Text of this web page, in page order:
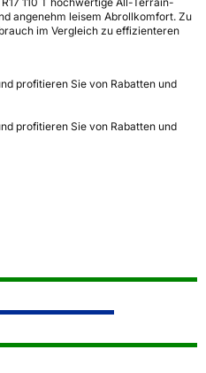
angenehm leisem Abrollkomfort. Zu
im Vergleich zu effizienteren
profitieren Sie von Rabatten und
profitieren Sie von Rabatten und